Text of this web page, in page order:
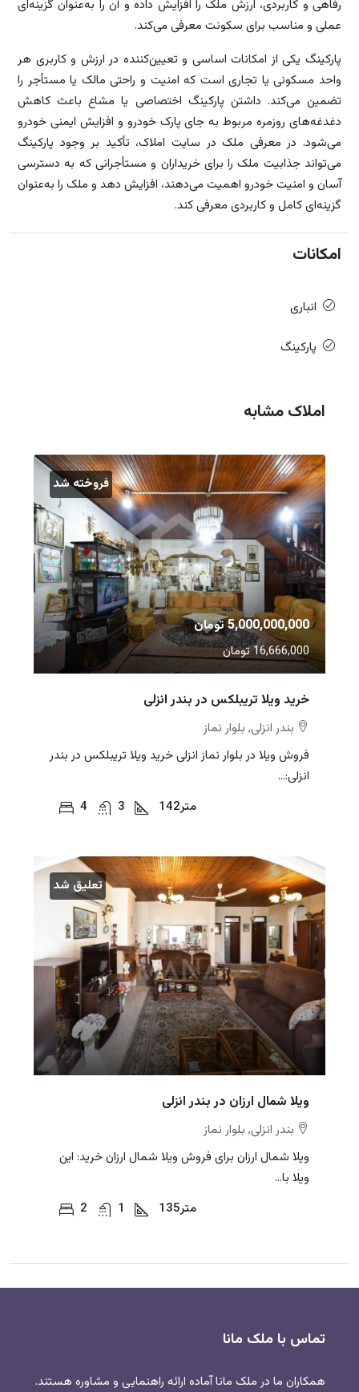
رفاهی و کاربردی، ارزش ملک را افزایش داده و آن را به‌عنوان گزینه‌ای
عملی و مناسب برای سکونت معرفی می‌کند.
پارکینگ یکی از امکانات اساسی و تعیین‌کننده در ارزش و کاربری هر
واحد مسکونی یا تجاری است که امنیت و راحتی مالک یا مستأجر را
تضمین می‌کند. داشتن پارکینگ اختصاصی یا مشاع باعث کاهش
دغدغه‌های روزمره مربوط به جای پارک خودرو و افزایش ایمنی خودرو
می‌شود. در معرفی ملک در سایت املاک، تأکید بر وجود پارکینگ
می‌تواند جذابیت ملک را برای خریداران و مستأجرانی که به دسترسی
آسان و امنیت خودرو اهمیت می‌دهند، افزایش دهد و ملک را به‌عنوان
گزینه‌ای کامل و کاربردی معرفی کند.
امکانات
انباری
پارکینگ
املاک مشابه
فروخته شد
5,000,000,000 تومان
16,666,000 تومان
خرید ویلا تریبلکس در بندر انزلی
بندر انزلی, بلوار نماز
فروش ویلا در بلوار نماز انزلی خرید ویلا تریبلکس در بندر
انزلی:...
4
3 142متر
تعلیق شد
ویلا شمال ارزان در بندر انزلی
بندر انزلی, بلوار نماز
ویلا شمال ارزان برای فروش ویلا شمال ارزان خرید: این
ویلا با...
2
1 135متر
تماس با ملک مانا
همکاران ما در ملک مانا آماده ارائه راهنمایی و مشاوره هستند.